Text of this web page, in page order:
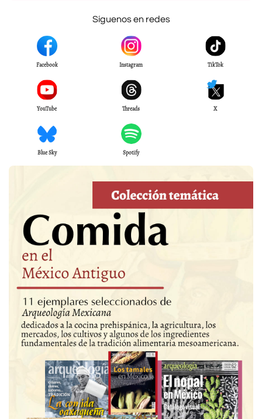
Síguenos en redes
Facebook Instagram TikTok
YouTube Threads X
Blue Sky Spotify